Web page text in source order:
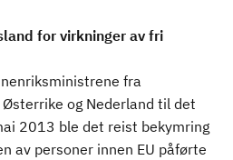
for virkninger av fri
fra
og Nederland til det
2013 ble det reist bekymring
av personer innen EU påførte